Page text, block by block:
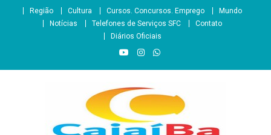
Região Cultura Cursos. Concursos. Emprego
Mundo
Notícias
Telefones de Serviços SFC
Contato
Diários Oficiais